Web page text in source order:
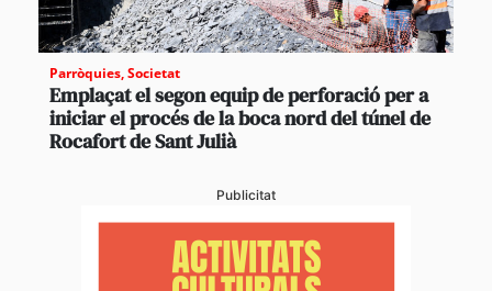
Parròquies,Societat
Emplaçat el segon equip de perforació per a
iniciar el procés de la boca nord del túnel de
Rocafort de Sant Julià
Publicitat